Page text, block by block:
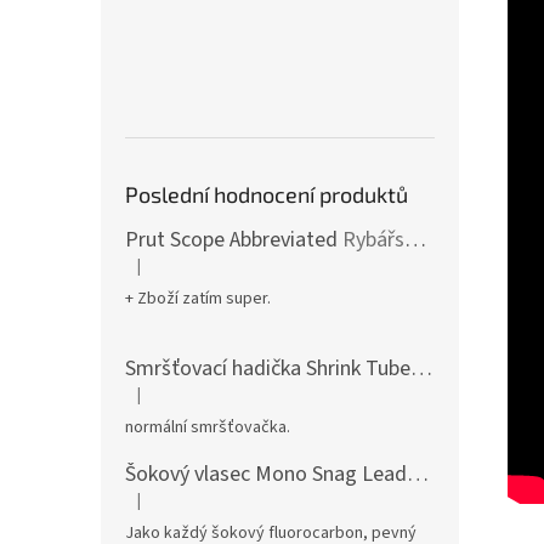
Poslední hodnocení produktů
Prut Scope Abbreviated Rybářské pruty s krátkým dělením a zkrácenou rukojetí
Hodnocení produktu je 5 z 5 hvězdiček.
|
+ Zboží zatím super.
Smršťovací hadička Shrink Tubepro dokonalé
Hodnocení produktu je 5 z 5 hvězdiček.
|
normální smršťovačka.
Šokový vlasec Mono Snag Leader pevný
Hodnocení produktu je 5 z 5 hvězdiček.
|
Jako každý šokový fluorocarbon, pevný